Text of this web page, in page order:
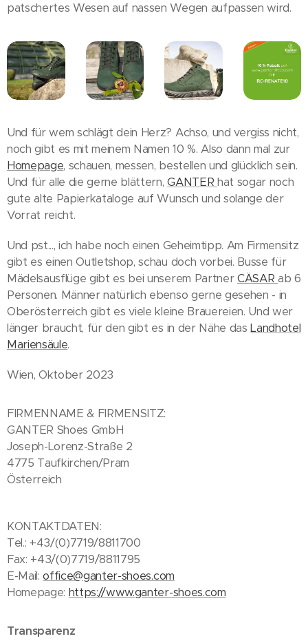
patschertes Wesen auf nassen Wegen aufpassen wird.
Und für wem schlägt dein Herz? Achso, und vergiss nicht,
noch gibt es mit meinem Namen 10 %. Also dann mal zur
Homepage, schauen, messen, bestellen und glücklich sein.
Und für alle die gerne blättern,GANTER hat sogar noch
gute alte Papierkataloge auf Wunsch und solange der
Vorrat reicht.
Und pst..., ich habe noch einen Geheimtipp. Am Firmensitz
gibt es einen Outletshop, schau doch vorbei. Busse für
Mädelsausflüge gibt es bei unserem PartnerCÄSAR ab 6
Personen. Männer natürlich ebenso gerne gesehen - in
Oberösterreich gibt es viele kleine Brauereien. Und wer
länger braucht, für den gibt es in der Nähe dasLandhotel
Mariensäule.
Wien, Oktober 2023
FIRMENNAME & FIRMENSITZ:
GANTER Shoes GmbH
Joseph-Lorenz-Straße 2
4775 Taufkirchen/Pram
Österreich
KONTAKTDATEN:
Tel.: +43/(0)7719/8811700
Fax: +43/(0)7719/8811795
E-Mail:office@ganter-shoes.com
Homepage: https://www.ganter-shoes.com
Transparenz